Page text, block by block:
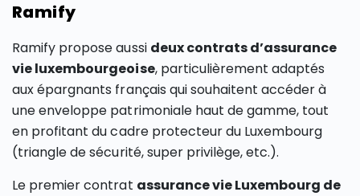
Ramify
Ramify propose aussi deux contrats d’assurance
vie luxembourgeoise, particulièrement adaptés
aux épargnants français qui souhaitent accéder à
une enveloppe patrimoniale haut de gamme, tout
en profitant du cadre protecteur du Luxembourg
(triangle de sécurité, super privilège, etc.).
Le premier contrat assurance vie Luxembourg de